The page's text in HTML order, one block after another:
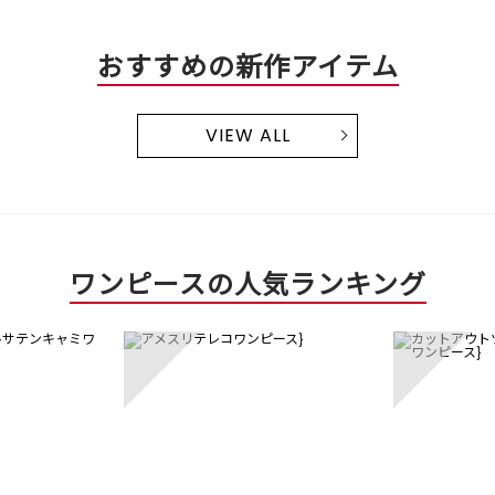
おすすめの新作アイテム
VIEW ALL
ワンピースの人気ランキング
3 4